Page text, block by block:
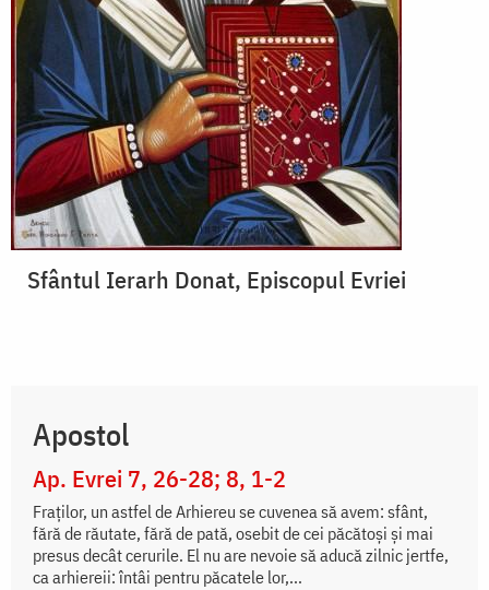
Sfântul Ierarh Donat, Episcopul Evriei
Apostol
Ap. Evrei 7, 26-28; 8, 1-2
Fraţilor, un astfel de Arhiereu se cuvenea să avem: sfânt,
fără de răutate, fără de pată, osebit de cei păcătoşi şi mai
presus decât cerurile. El nu are nevoie să aducă zilnic jertfe,
ca arhiereii: întâi pentru păcatele lor,...